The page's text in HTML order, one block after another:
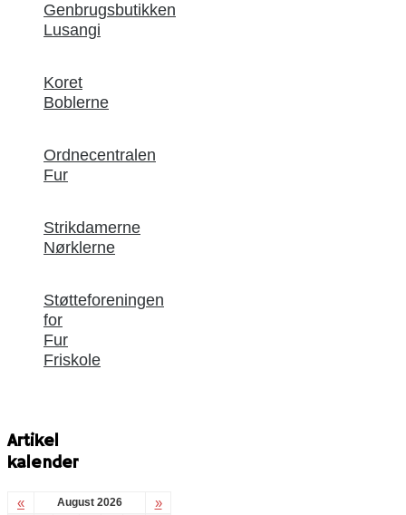
Genbrugsbutikken
Lusangi
Koret
Boblerne
Ordnecentralen
Fur
Strikdamerne
Nørklerne
Støtteforeningen
for
Fur
Friskole
Artikel
kalender
« August 2026 »